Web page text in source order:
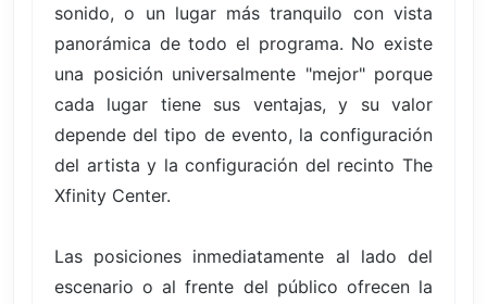
sonido, o un lugar más tranquilo con vista
panorámica de todo el programa. No existe
una posición universalmente "mejor" porque
cada lugar tiene sus ventajas, y su valor
depende del tipo de evento, la configuración
del artista y la configuración del recinto The
Xfinity Center.
Las posiciones inmediatamente al lado del
escenario o al frente del público ofrecen la